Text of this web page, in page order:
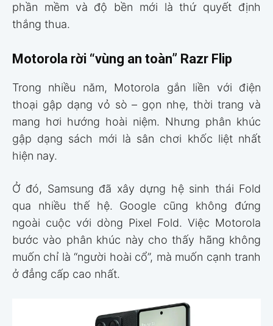
phần mềm và độ bền mới là thứ quyết định
thắng thua.
Motorola rời “vùng an toàn” Razr Flip
Trong nhiều năm, Motorola gắn liền với điện
thoại gập dạng vỏ sò – gọn nhẹ, thời trang và
mang hơi hướng hoài niệm. Nhưng phân khúc
gập dạng sách mới là sân chơi khốc liệt nhất
hiện nay.
Ở đó, Samsung đã xây dựng hệ sinh thái Fold
qua nhiều thế hệ. Google cũng không đứng
ngoài cuộc với dòng Pixel Fold. Việc Motorola
bước vào phân khúc này cho thấy hãng không
muốn chỉ là “người hoài cổ”, mà muốn cạnh tranh
ở đẳng cấp cao nhất.